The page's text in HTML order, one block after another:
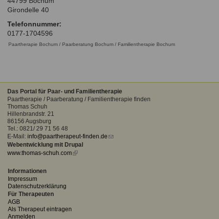
Qualität unserer Therapeuten
Familienthemen
Seminare und Kurse
Fortbildungen
Ausbildungsinstitute
Information über Qualifikation
Passwort*
vergessen?
Anmelden
Sitemap
Links
Formular zur Registrierung
Girondelle 40
Telefonnummer:
0177-1704596
Paartherapie Bochum / Paarberatung Bochum / Familientherapie Bochum
Das Portal für Paar- und Familientherapie
Paartherapie / Paarberatung / Familientherapie finden
Thomas Schuh
Hillenbrandstr. 21
86156 Augsburg
Tel.: 0821/ 29 71 56 48
E-Mail: info@paartherapeut-finden.de (link
Webentwicklung mit Drupal
www.thomas-schuh.com(link
Informationen
Impressum
Datenschutzerklärung
Für Therapeuten
AGB
Als Therapeut eintragen
Anmelden